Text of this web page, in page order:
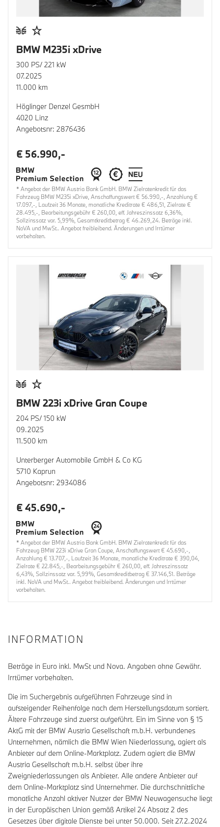
BMW M235i xDrive
300 PS/ 221 kW
07.2025
11.000 km
Höglinger Denzel GesmbH
4020 Linz
Angebotsnr: 2876436
€ 56.990,-
* Angebot der BMW Austria Bank GmbH. BMW Zielratenkredit für das
Fahrzeug BMW M235i xDrive, Anschaffungswert € 56.990,-, Anzahlung €
17.097,-, Laufzeit 36 Monate, monatliche Kreditrate € 486,51, Zielrate €
28.495,-, Bearbeitungsgebühr € 260,00, eff. Jahreszinssatz 6,36%,
Sollzinssatz var. 5,99%, Gesamtkreditbetrag € 46.269,24. Beträge inkl.
NoVA und MwSt.. Angebot freibleibend. Änderungen und Irrtümer
vorbehalten.
BMW 223i xDrive Gran Coupe
204 PS/ 150 kW
09.2025
11.500 km
Unterberger Automobile GmbH & Co KG
5710 Kaprun
Angebotsnr: 2934086
€ 45.690,-
* Angebot der BMW Austria Bank GmbH. BMW Zielratenkredit für das
Fahrzeug BMW 223i xDrive Gran Coupe, Anschaffungswert € 45.690,-,
Anzahlung € 13.707,-, Laufzeit 36 Monate, monatliche Kreditrate € 390,04,
Zielrate € 22.845,-, Bearbeitungsgebühr € 260,00, eff. Jahreszinssatz
6,43%, Sollzinssatz var. 5,99%, Gesamtkreditbetrag € 37.146,51. Beträge
inkl. NoVA und MwSt.. Angebot freibleibend. Änderungen und Irrtümer
vorbehalten.
INFORMATION
Beträge in Euro inkl. MwSt und Nova. Angaben ohne Gewähr.
Irrtümer vorbehalten.
Die im Suchergebnis aufgeführten Fahrzeuge sind in
aufsteigender Reihenfolge nach dem Herstellungsdatum sortiert.
Ältere Fahrzeuge sind zuerst aufgeführt. Ein im Sinne von § 15
AktG mit der BMW Austria Gesellschaft m.b.H. verbundenes
Unternehmen, nämlich die BMW Wien Niederlassung, agiert als
Anbieter auf dem Online-Marktplatz. Zudem agiert die BMW
Austria Gesellschaft m.b.H. selbst über ihre
Zweigniederlassungen als Anbieter. Alle andere Anbieter auf
dem Online-Marktplatz sind Unternehmer. Die durchschnittliche
monatliche Anzahl aktiver Nutzer der BMW Neuwagensuche liegt
in der Europäischen Union gemäß Artikel 24 Absatz 2 des
Gesetzes über digitale Dienste bei unter 50.000. Seit 27.2.2024